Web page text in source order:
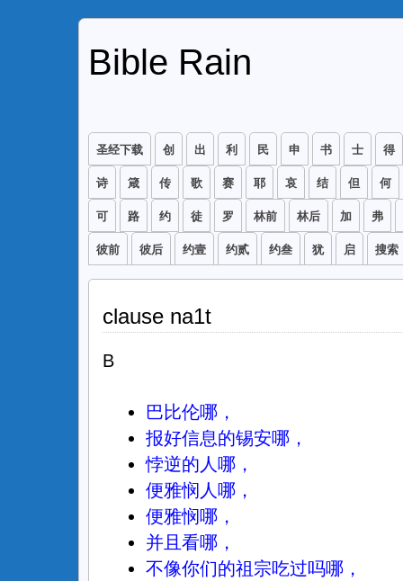
Bible Rain
圣经下载 创 出 利 民 申 书 士 得
诗 箴 传 歌 赛 耶 哀 结 但 何
可 路 约 徒 罗 林前 林后 加 弗
彼前 彼后 约壹 约贰 约叁 犹 启 搜索
clause na1t
B
巴比伦哪，
报好信息的锡安哪，
悖逆的人哪，
便雅悯人哪，
便雅悯哪，
并且看哪，
不像你们的祖宗吃过吗哪，